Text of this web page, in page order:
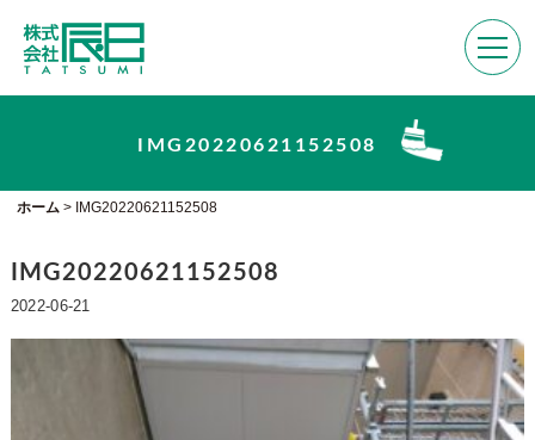
IMG20220621152508
ホーム> IMG20220621152508
IMG20220621152508
2022-06-21